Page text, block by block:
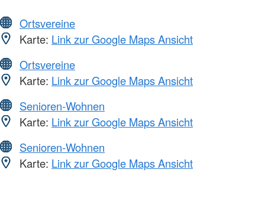
Ortsvereine
Karte: Link zur Google Maps Ansicht
Ortsvereine
Karte: Link zur Google Maps Ansicht
Senioren-Wohnen
Karte: Link zur Google Maps Ansicht
Senioren-Wohnen
Karte: Link zur Google Maps Ansicht